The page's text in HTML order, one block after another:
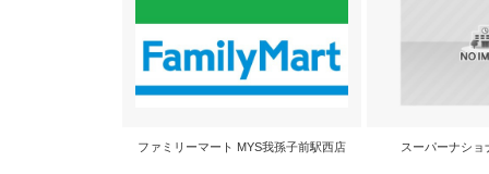
ファミリーマート MYS我孫子前駅西店 スーパーナショ